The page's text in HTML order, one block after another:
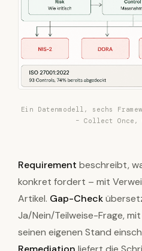
Ein Datenmodell, sechs
– Collect Once,
Requirement beschreibt,
konkret fordert – mit
Artikel. Gap-Check
Ja/Nein/Teilweise-Frage,
seinen eigenen Stand